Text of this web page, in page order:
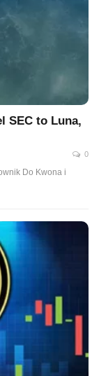
SEC to Luna,
0
Do Kwona i